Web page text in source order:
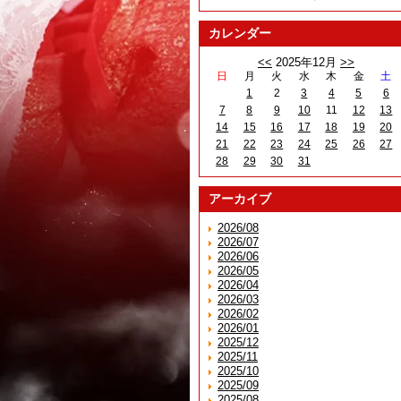
カレンダー
<< 2025年12月 >>
日 月 火 水 木 金
土
1
2 3 4 5
6
7
8 9 10 11 12
13
14
15 16 17 18 19
20
21
22 23 24 25 26
27
28
29 30 31
アーカイブ
2026/08
2026/07
2026/06
2026/05
2026/04
2026/03
2026/02
2026/01
2025/12
2025/11
2025/10
2025/09